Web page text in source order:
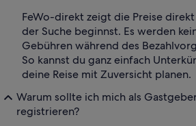
FeWo-direkt zeigt die Preise
der Suche beginnst. Es werden
Gebühren während des
So kannst du ganz einfach
deine Reise mit Zuversicht planen.
Warum sollte ich mich als
registrieren?